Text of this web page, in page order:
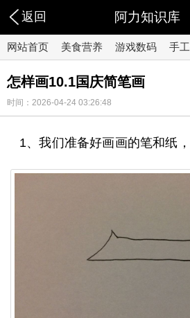
返回 阿力知识库
网站首页 美食营养 游戏数码 手
怎样画10.1国庆简笔画
时间：2026-04-24 03:26:48
1、我们准备好画画的笔和纸